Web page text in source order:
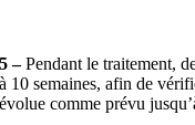
5 –Pendant le traitement,
à 10 semaines, afin de
évolue comme prévu